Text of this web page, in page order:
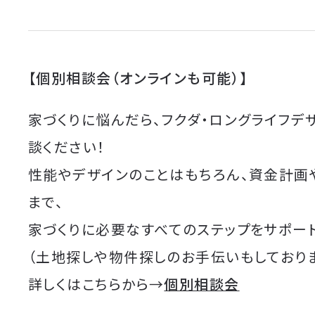
【個別相談会（オンラインも可能）】
家づくりに悩んだら、フクダ・ロングライフ
談ください！
性能やデザインのことはもちろん、資金計
まで、
家づくりに必要なすべてのステップをサポー
（土地探しや物件探しのお手伝いもしており
詳しくはこちらから→個別相談会